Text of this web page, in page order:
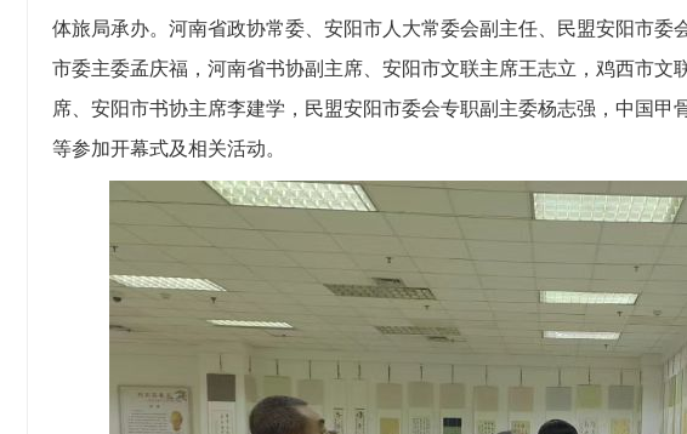
体旅局承办。 河南省政协常委、安阳市人大常委会副主任、民盟安阳市
市委主委孟庆福， 河南省书协副主席、安阳市文联主席王志立 ，鸡西市文
席、安阳市书协主席李建学，民盟安阳市委会专职副主委杨志强，中国
等参加开幕式及相关活动。